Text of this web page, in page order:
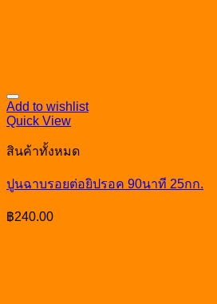
Add to wishlist
Quick View
สินค้าทั้งหมด
ปูนฉาบรอยต่อยิปรอค 90นาที 25กก.
฿240.00